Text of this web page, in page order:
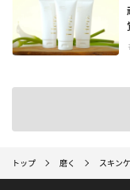
トップ 磨く スキン